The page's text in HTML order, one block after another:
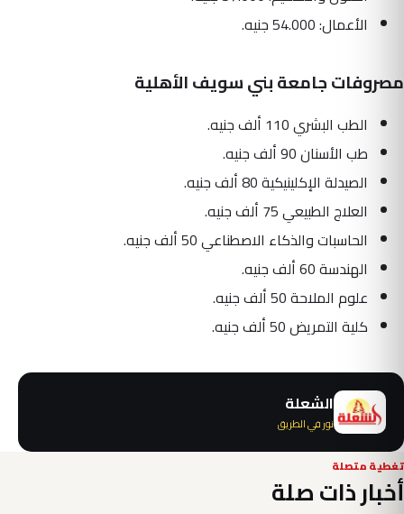
الأعمال: 54.000 جنيه.
مصروفات جامعة بني سويف الأهلية
الطب البشري 110 ألف جنيه.
طب الأسنان 90 ألف جنيه.
الصيدلة الإكلينيكية 80 ألف جنيه.
العلاج الطبيعي 75 ألف جنيه.
الحاسبات والذكاء الاصطناعي 50 ألف جنيه.
الهندسة 60 ألف جنيه.
علوم الملاحة 50 ألف جنيه.
كلية التمريض 50 ألف جنيه.
الشعلة
نور في الطريق
تغطية متصلة
أخبار ذات صلة